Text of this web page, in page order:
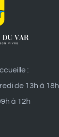
:
de 13h à 18h
à 12h